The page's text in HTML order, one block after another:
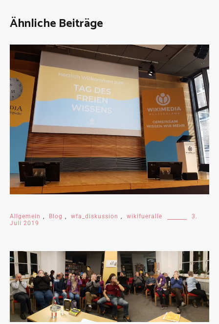
Ähnliche Beiträge
Allgemein , Blog , wfa_diskussion , wikifueralle
3.
Juli 2019